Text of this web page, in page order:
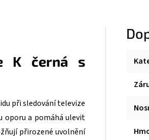
K černá s
při sledování televize
oporu a pomáhá ulevit
přirozené uvolnění